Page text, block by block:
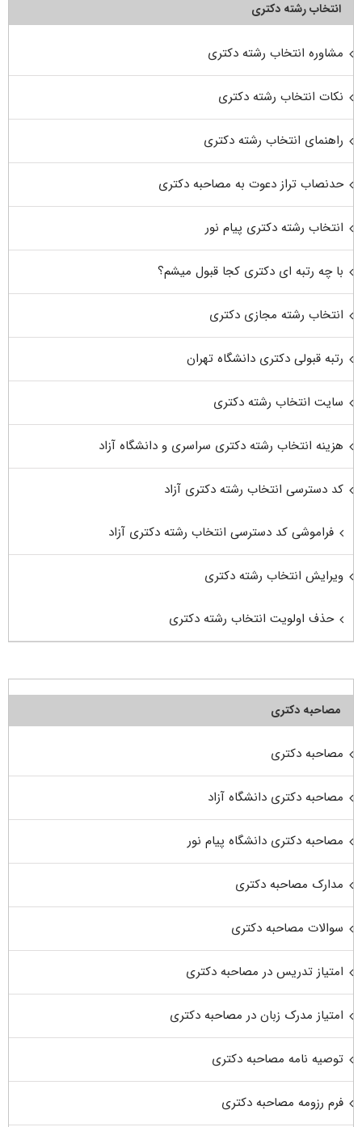
انتخاب رشته دکتری
مشاوره انتخاب رشته دکتری
نکات انتخاب رشته دکتری
راهنمای انتخاب رشته دکتری
حدنصاب تراز دعوت به مصاحبه دکتری
انتخاب رشته دکتری پیام نور
با چه رتبه ای دکتری کجا قبول میشم؟
انتخاب رشته مجازی دکتری
رتبه قبولی دکتری دانشگاه تهران
سایت انتخاب رشته دکتری
هزینه انتخاب رشته دکتری سراسری و دانشگاه آزاد
کد دسترسی انتخاب رشته دکتری آزاد
فراموشی کد دسترسی انتخاب رشته دکتری آزاد
ویرایش انتخاب رشته دکتری
حذف اولویت انتخاب رشته دکتری
مصاحبه دکتری
مصاحبه دکتری
مصاحبه دکتری دانشگاه آزاد
مصاحبه دکتری دانشگاه پیام نور
مدارک مصاحبه دکتری
سوالات مصاحبه دکتری
امتیاز تدریس در مصاحبه دکتری
امتیاز مدرک زبان در مصاحبه دکتری
توصیه نامه مصاحبه دکتری
فرم رزومه مصاحبه دکتری